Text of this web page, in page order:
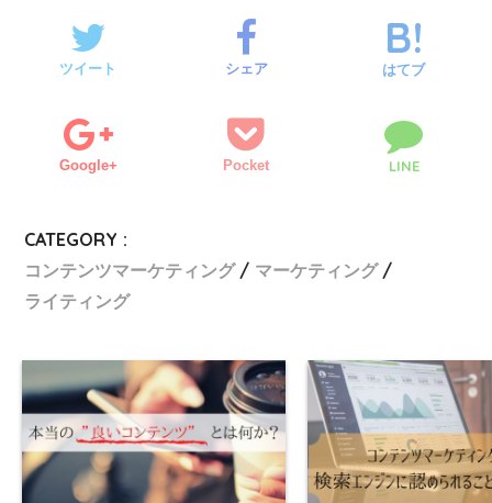
ツイート シェア はてブ
Google+ Pocket LINE
CATEGORY :
コンテンツマーケティング
マーケティング
ライティング